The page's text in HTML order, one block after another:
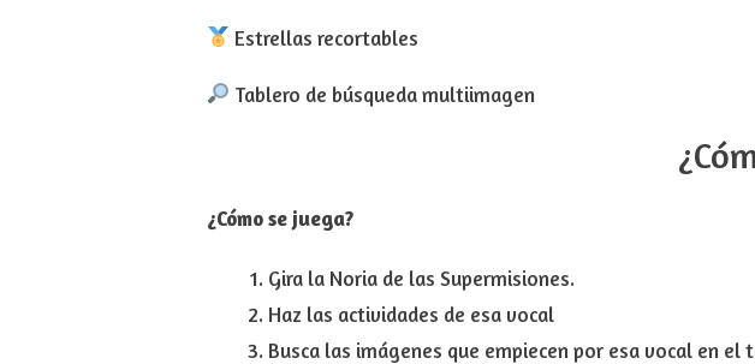
Estrellas recortables
Tablero de búsqueda multiimagen
¿Cómo se juega?
Gira la Noria de las Supermisiones.
Haz las actividades de esa vocal
Busca las imágenes que empiecen por esa vocal en el